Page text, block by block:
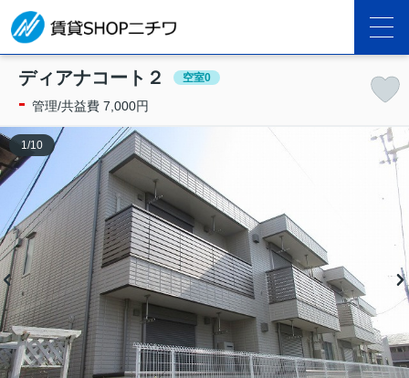
ディアナコート２ 空室0
- 管理/共益費 7,000円
1 /10